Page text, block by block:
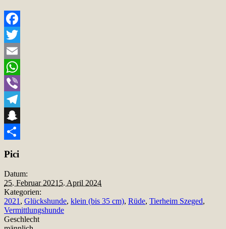
Facebook
Twitter
Email
WhatsApp
Viber
Telegram
Snapchat
Pici
Datum:
25. Februar 2021 5. April 2024
Kategorien:
2021 , Glückshunde, klein (bis 35 cm), Rüde, Tierheim Szeged,
Vermittlungshunde
Geschlecht